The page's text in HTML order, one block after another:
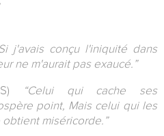
j'avais conçu l'iniquité dans
ne m'aurait pas exaucé.”
“Celui qui cache ses
point, Mais celui qui les
miséricorde.”